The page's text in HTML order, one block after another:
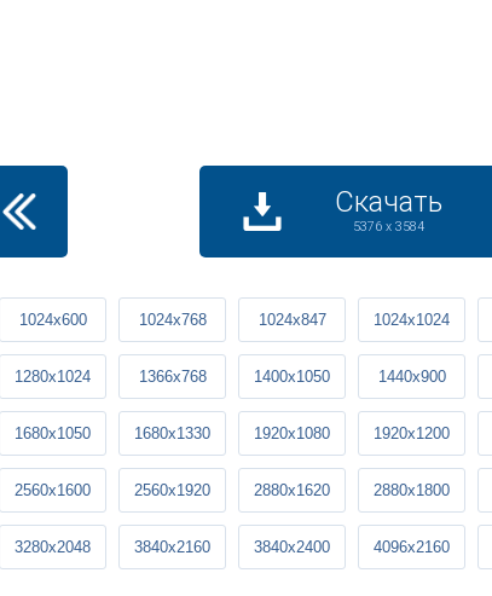
Скачать
5376 x 3584
1024x600 1024x768 1024x847 1024x1024
1280x1024 1366x768 1400x1050 1440x900
1680x1050 1680x1330 1920x1080 1920x1200
2560x1600 2560x1920 2880x1620 2880x1800
3280x2048 3840x2160 3840x2400 4096x2160